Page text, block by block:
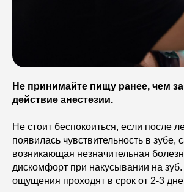
Не принимайте пищу ранее, чем
действие анестезии.
Не стоит беспокоиться, если после
появилась чувствительность в зубе,
возникающая незначительная
дискомфорт при накусывании на
ощущения проходят в срок от 2-3